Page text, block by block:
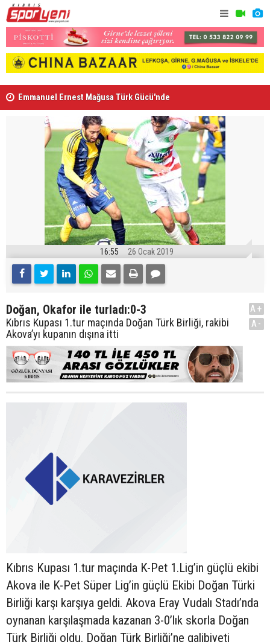
Emmanuel Ernest Mağusa Türk Gücü'nde
16:55 26 Ocak 2019
Doğan, Okafor ile turladı:0-3
Kıbrıs Kupası 1.tur maçında Doğan Türk Birliği, rakibi
Akova’yı kupanın dışına itti
A+
A-
Kıbrıs Kupası 1.tur maçında K-Pet 1.Lig’in güçlü ekibi
Akova ile K-Pet Süper Lig’in güçlü Ekibi Doğan Türki
Birliği karşı karşıya geldi. Akova Eray Vudalı Stadı’nda
oynanan karşılaşmada kazanan 3-0’lık skorla Doğan
Türk Birliği oldu. Doğan Türk Birliği’ne galibiyeti